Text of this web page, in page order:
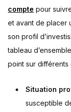
compte pour
et avant de placer
son profil
tableau
point sur différents
Situation
susceptible